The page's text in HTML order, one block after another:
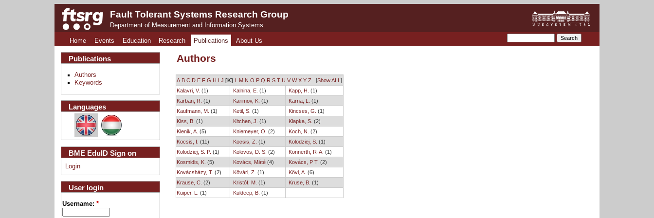
Fault Tolerant Systems Research Group
Department of Measurement and Information Systems
Home Events Education Research Publications About Us
Authors
A B C D E F G H I J [K] L M N O P Q R S T U V W X Y Z [Show ALL]
Kalavri, V. (1) Kalnina, E. (1) Kapp, H. (1)
Karban, R. (1) Karimov, K. (1) Karna, L.
(1)
Kaufmann, M. (1) Ketil, S. (1) Kincses, G. (1)
Kiss, B. (1) Kitchen, J. (1) Klapka, S. (2)
Klenik, A. (5) Kniemeyer, O. (2) Koch, N. (2)
Kocsis, I. (11) Kocsis, Z. (1) Kolodziej, S. (1)
Kolodziej, S. P. (1) Kolovos, D. S. (2) Konnerth, R-A. (1)
Kosmidis, K. (5) Kovács, Máté(4) Kovács, P T. (2)
Kovácsházy, T. (2) Kővári, Z. (1) Kövi, A. (6)
Krause, C. (2) Kristóf, M. (1) Kruse, B. (1)
Kuiper, L.
(1) Kuldeep, B. (1)
Publications
Authors
Keywords
Languages
BME EduID Sign on
Login
User login
Username:*